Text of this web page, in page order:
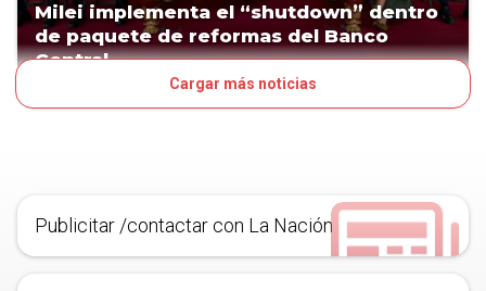
Milei implementa el “shutdown” dentro
de paquete de reformas del Banco
Central
Cargar más noticias
Publicitar /contactar con La Nación